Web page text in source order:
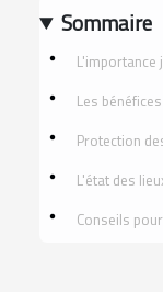
Sommaire
L'importance
Les
Protection
L'état des
Conseils